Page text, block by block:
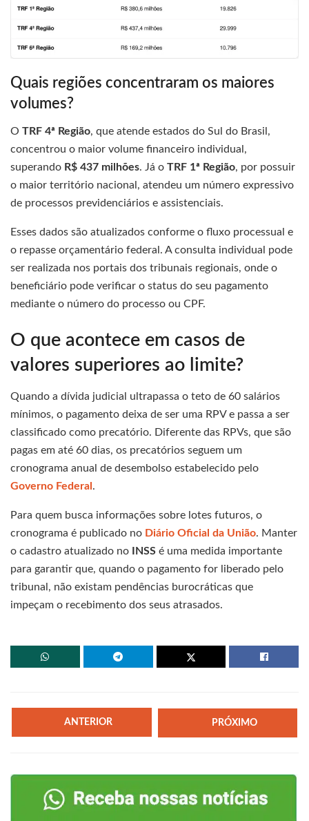
Quais regiões concentraram os maiores
volumes?
O TRF 4ª Região, que atende estados do Sul do Brasil,
concentrou o maior volume financeiro individual,
superando R$ 437 milhões. Já o TRF 1ª Região, por possuir
o maior território nacional, atendeu um número expressivo
de processos previdenciários e assistenciais.
Esses dados são atualizados conforme o fluxo processual e
o repasse orçamentário federal. A consulta individual pode
ser realizada nos portais dos tribunais regionais, onde o
beneficiário pode verificar o status do seu pagamento
mediante o número do processo ou CPF.
O que acontece em casos de
valores superiores ao limite?
Quando a dívida judicial ultrapassa o teto de 60 salários
mínimos, o pagamento deixa de ser uma RPV e passa a ser
classificado como precatório. Diferente das RPVs, que são
pagas em até 60 dias, os precatórios seguem um
cronograma anual de desembolso estabelecido pelo
Governo Federal .
Para quem busca informações sobre lotes futuros, o
cronograma é publicado no Diário Oficial da União. Manter
o cadastro atualizado no
INSS é uma medida importante
para garantir que, quando o pagamento for liberado pelo
tribunal, não existam pendências burocráticas que
impeçam o recebimento dos seus atrasados.
ANTERIOR PRÓXIMO